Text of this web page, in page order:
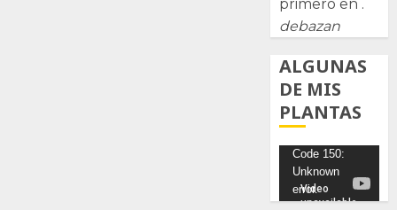
primero en .
debazan
ALGUNAS
DE MIS
PLANTAS
Reproductor
de
vídeo
Code 150:
Unknown
error.